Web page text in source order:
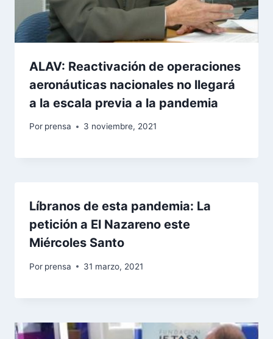
ALAV: Reactivación de operaciones
aeronáuticas nacionales no llegará
a la escala previa a la pandemia
Por prensa 3 noviembre, 2021
Líbranos de esta pandemia: La
petición a El Nazareno este
Miércoles Santo
Por prensa 31 marzo, 2021